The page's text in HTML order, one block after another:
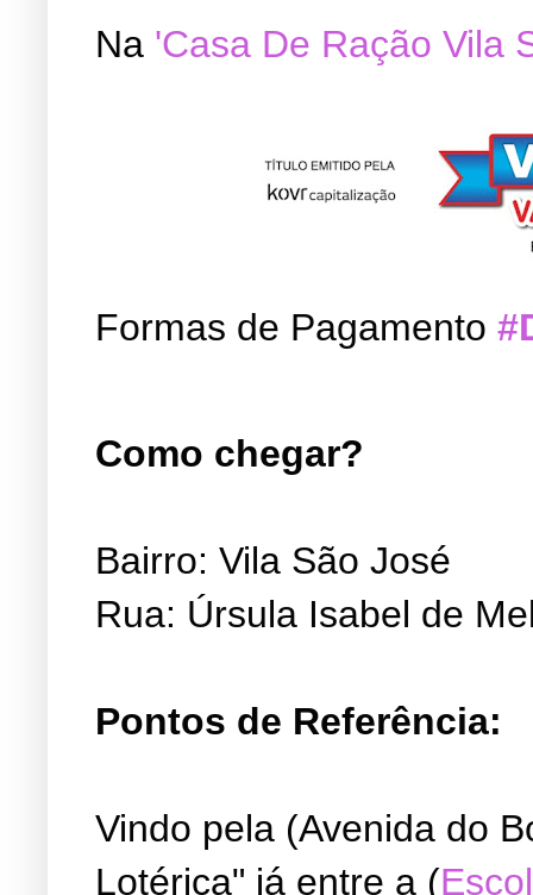
Na 'Casa De Ração Vila
Formas de Pagamento
Como chegar?
Bairro: Vila São José
Rua: Úrsula Isabel de
Pontos de Referência:
Vindo pela (Avenida do
Lotérica" já entre a (